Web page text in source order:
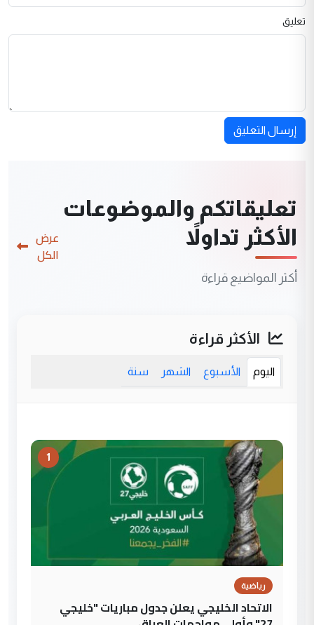
تعليق
إرسال التعليق
تعليقاتكم والموضوعات
الأكثر تداولاً
أكثر المواضيع قراءة
عرض
الكل
الأكثر قراءة
اليوم الأسبوع الشهر سنة
1
رياضية
الاتحاد الخليجي يعلن جدول مباريات "خليجي